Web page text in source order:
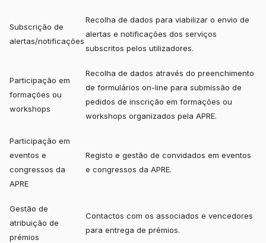
Subscrição de
alertas/notificações
Recolha de dados para viabilizar o envio de
alertas e notificações dos serviços
subscritos pelos utilizadores.
Participação em
formações ou
workshops
Recolha de dados através do preenchimento
de formulários on-line para submissão de
pedidos de inscrição em formações ou
workshops organizados pela APRE.
Participação em
eventos e
congressos da
APRE
Registo e gestão de convidados em eventos
e congressos da APRE.
Gestão de
atribuição de
prémios
Contactos com os associados e vencedores
para entrega de prémios.